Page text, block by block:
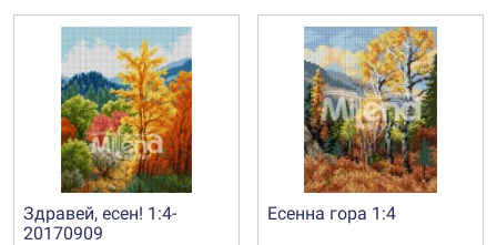
Здравей, есен! 1:4-
20170909
Есенна гора 1:4